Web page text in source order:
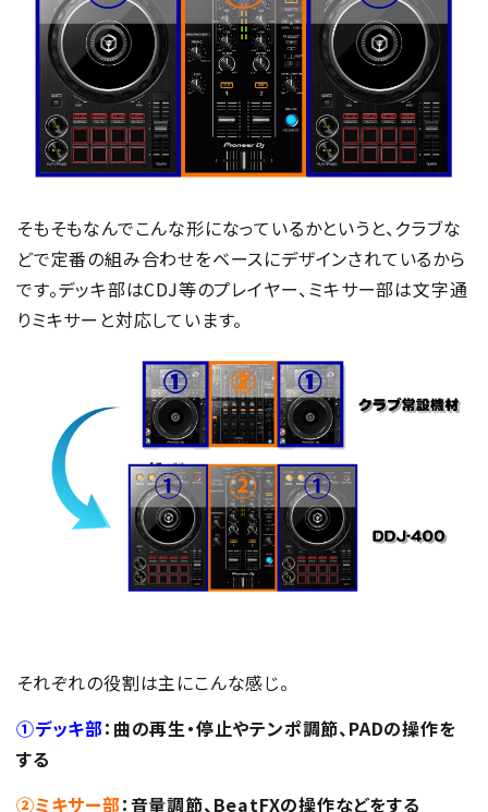
そもそもなんでこんな形になっているかというと、クラブな
どで定番の組み合わせをベースにデザインされているから
です。デッキ部はCDJ等のプレイヤー、ミキサー部は文字通
りミキサーと対応しています。
それぞれの役割は主にこんな感じ。
①デッキ部：曲の再生・停止やテンポ調節、PADの操作を
する
②ミキサー部：音量調節、BeatFXの操作などをする